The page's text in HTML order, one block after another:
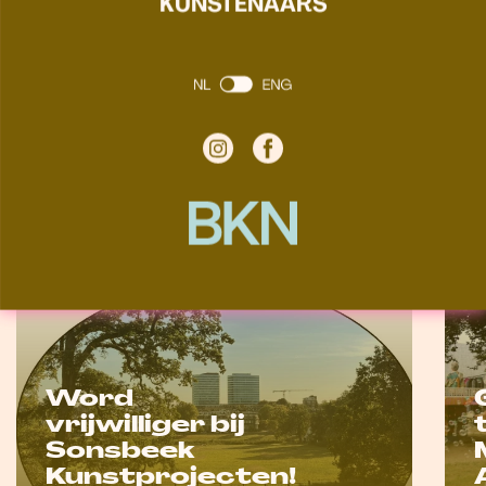
Word
vrijwilliger bij
Sonsbeek
Kunstprojecten!